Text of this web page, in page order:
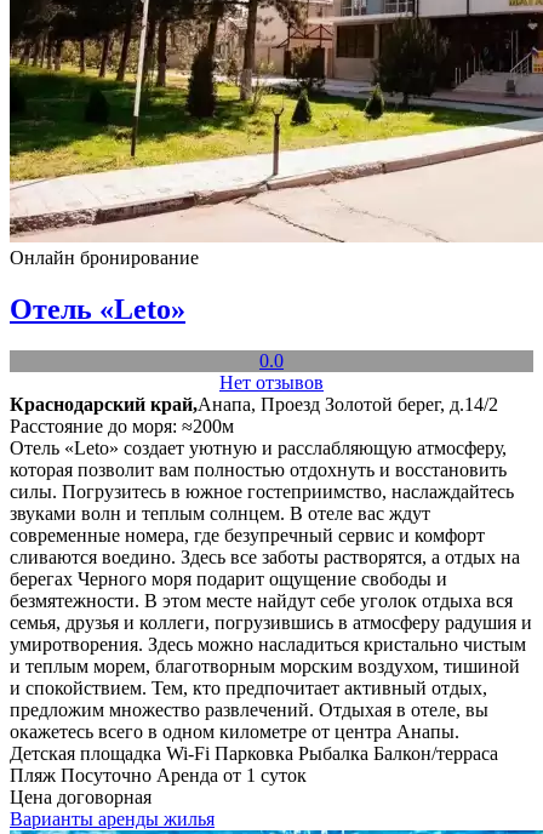
Онлайн бронирование
Отель «Leto»
0.0
Нет отзывов
Краснодарский край,Анапа, Проезд Золотой берег, д.14/2
Расстояние до моря: ≈200м
Отель «Leto» создает уютную и расслабляющую атмосферу,
которая позволит вам полностью отдохнуть и восстановить
силы. Погрузитесь в южное гостеприимство, наслаждайтесь
звуками волн и теплым солнцем. В отеле вас ждут
современные номера, где безупречный сервис и комфорт
сливаются воедино. Здесь все заботы растворятся, а отдых на
берегах Черного моря подарит ощущение свободы и
безмятежности. В этом месте найдут себе уголок отдыха вся
семья, друзья и коллеги, погрузившись в атмосферу радушия и
умиротворения. Здесь можно насладиться кристально чистым
и теплым морем, благотворным морским воздухом, тишиной
и спокойствием. Тем, кто предпочитает активный отдых,
предложим множество развлечений. Отдыхая в отеле, вы
окажетесь всего в одном километре от центра Анапы.
Детская площадка Wi-Fi Парковка Рыбалка Балкон/терраса
Пляж Посуточно Аренда от 1 суток
Цена договорная
Варианты аренды жилья